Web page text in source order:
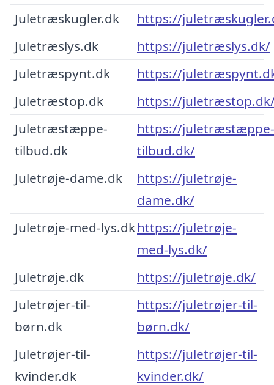
Juletræskugler.dk
https://
Juletræslys.dk
https://juletræslys.dk/
Juletræspynt.dk
https://
Juletræstop.dk
https://
Juletræstæppe-
tilbud.dk
https://juletræstæppe-
tilbud.dk/
Juletrøje-dame.dk
https://juletrøje-
dame.dk/
Juletrøje-med-lys.dkhttps://juletrøje-
med-lys.dk/
Juletrøje.dk
https://juletrøje.dk/
Juletrøjer-til-
børn.dk
https://juletrøjer-til-
børn.dk/
Juletrøjer-til-
kvinder.dk
https://juletrøjer-til-
kvinder.dk/